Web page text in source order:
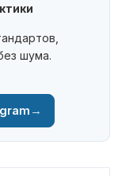
шума.
→